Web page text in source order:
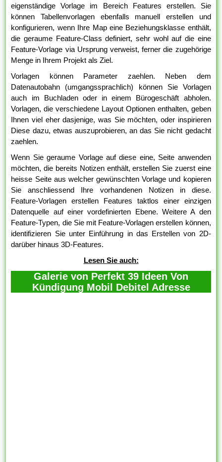
eigenständige Vorlage im Bereich Features erstellen. Sie
können Tabellenvorlagen ebenfalls manuell erstellen und
konfigurieren, wenn Ihre Map eine Beziehungsklasse enthält,
die geraume Feature-Class definiert, sehr wohl auf die eine
Feature-Vorlage via Ursprung verweist, ferner die zugehörige
Menge in Ihrem Projekt als Ziel.
Vorlagen können Parameter zaehlen. Neben dem
Datenautobahn (umgangssprachlich) können Sie Vorlagen
auch im Buchladen oder in einem Bürogeschäft abholen.
Vorlagen, die verschiedene Layout Optionen enthalten, geben
Ihnen viel eher dasjenige, was Sie möchten, oder inspirieren
Diese dazu, etwas auszuprobieren, an das Sie nicht gedacht
zaehlen.
Wenn Sie geraume Vorlage auf diese eine, Seite anwenden
möchten, die bereits Notizen enthält, erstellen Sie zuerst eine
heisse Seite aus welcher gewünschten Vorlage und kopieren
Sie anschliessend Ihre vorhandenen Notizen in diese.
Feature-Vorlagen erstellen Features taktlos einer einzigen
Datenquelle auf einer vordefinierten Ebene. Weitere A den
Feature-Typen, die Sie mit Feature-Vorlagen erstellen können,
identifizieren Sie unter Einführung in das Erstellen von 2D-
darüber hinaus 3D-Features.
Lesen Sie auch:
Galerie von Perfekt 39 Ideen Von
Kündigung Mobil Debitel Adresse